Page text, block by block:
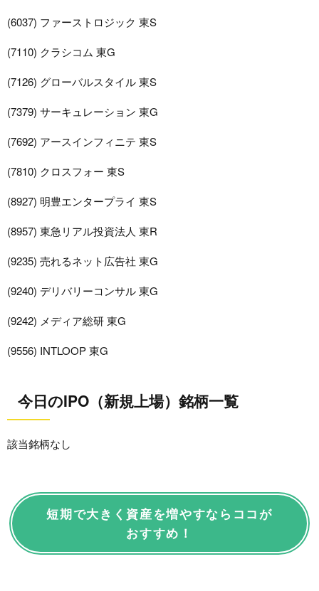
(6037) ファーストロジック 東S
(7110) クラシコム 東G
(7126) グローバルスタイル 東S
(7379) サーキュレーション 東G
(7692) アースインフィニテ 東S
(7810) クロスフォー 東S
(8927) 明豊エンタープライ 東S
(8957) 東急リアル投資法人 東R
(9235) 売れるネット広告社 東G
(9240) デリバリーコンサル 東G
(9242) メディア総研 東G
(9556) INTLOOP 東G
今日のIPO（新規上場）銘柄一覧
該当銘柄なし
短期で大きく資産を増やすならココが
おすすめ！